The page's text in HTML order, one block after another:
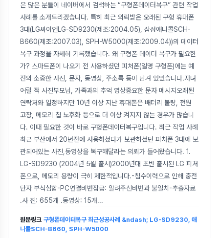
은 많은 분들이 네이버에서 검색하는 “구형폰데이터복구” 관련 작업
사례를 소개드리겠습니다. 특히 최근 의뢰받은 오래된 구형 휴대폰
3대(LG싸이언LG-SD9230(제조:2004.05), 삼성애니콜SCH-
B660(제조:2007.03), SPH-W5000(제조:2009.04))의 데이터
복구 과정을 자세히 기록했습니다. 왜 구형폰 데이터 복구가 필요한
가? 스마트폰이 나오기 전 사용하셨던 피처폰(일명 구형폰)에는 예
전의 소중한 사진, 문자, 동영상, 주소록 등이 담겨 있었습니다.자녀
어릴 적 사진부모님, 가족과의 추억 영상중요한 문자 메시지오래된
연락처와 일정하지만 10년 이상 지난 휴대폰은 배터리 불량, 전원
고장, 메모리 칩 노후화 등으로 더 이상 켜지지 않는 경우가 많습니
다. 이때 필요한 것이 바로 구형폰데이터복구입니다. 최근 작업 사례
최근 부산에서 20년전에 사용하셨다가 보관하셨던 피처폰 3대에 보
관되어있는 사진,동영상을 복구해달라는 의뢰가 들어왔습니다. 1.
LG-SD9230 (2004년 5월 출시)2000년대 초반 출시된 LG 피처
폰으로, 메모리 용량이 극히 제한적입니다.-침수이력으로 인해 충전
단자 부식심함-PC연결비번잠금: 알려주신비번과 불일치-추출자료
.사 진: 655개 .동영상: 15개...
원문링크 구형폰데이터복구 최근성공사례 &ndash; LG-SD9230, 애
니콜SCH-B660, SPH-W5000